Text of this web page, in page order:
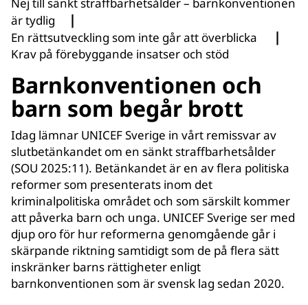
är tydlig
|
En rättsutveckling som inte går att överblicka |
Krav på förebyggande insatser och stöd
Barnkonventionen och
barn som begår brott
Idag lämnar UNICEF Sverige in vårt remissvar av
slutbetänkandet om en sänkt straffbarhetsålder
(SOU 2025:11). Betänkandet är en av flera politiska
reformer som presenterats inom det
kriminalpolitiska området och som särskilt kommer
att påverka barn och unga. UNICEF Sverige ser med
djup oro för hur reformerna genomgående går i
skärpande riktning samtidigt som de på flera sätt
inskränker barns rättigheter enligt
barnkonventionen som är svensk lag sedan 2020.